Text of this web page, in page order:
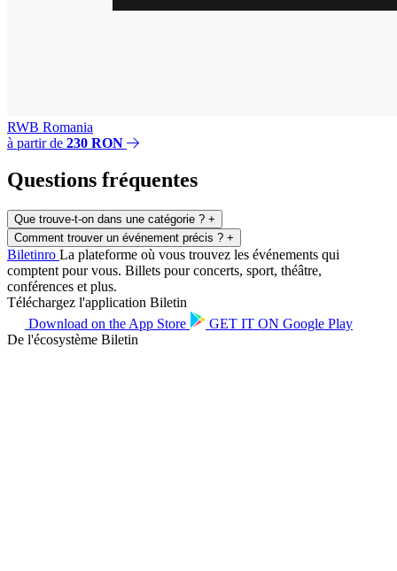
RWB Romania
à partir de 230 RON
Questions fréquentes
Que trouve-t-on dans une catégorie ? +
Comment trouver un événement précis ? +
Biletinro La plateforme où vous trouvez les événements qui
comptent pour vous. Billets pour concerts, sport, théâtre,
conférences et plus.
Téléchargez l'application Biletin
Download on the App Store GET IT ON Google Play
De l'écosystème Biletin